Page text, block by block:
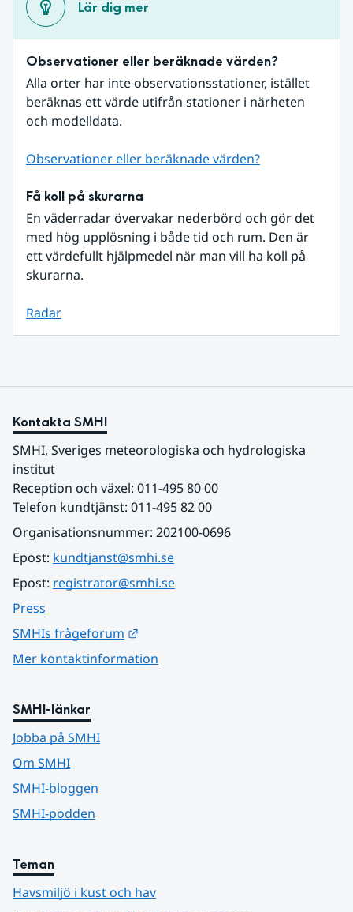
Lär dig mer
Observationer eller beräknade värden?
Alla orter har inte observationsstationer, istället
beräknas ett värde utifrån stationer i närheten
och modelldata.
Observationer eller beräknade värden?
Få koll på skurarna
En väderradar övervakar nederbörd och gör det
med hög upplösning i både tid och rum. Den är
ett värdefullt hjälpmedel när man vill ha koll på
skurarna.
Radar
Kontakta SMHI
SMHI, Sveriges meteorologiska och hydrologiska
institut
Reception och växel: 011-495 80 00
Telefon kundtjänst: 011-495 82 00
Organisationsnummer: 202100-0696
Epost: kundtjanst@smhi.se
Epost: registrator@smhi.se
Press
SMHIs frågeforum
Mer kontaktinformation
SMHI-länkar
Jobba på SMHI
Om SMHI
SMHI-bloggen
SMHI-podden
Teman
Havsmiljö i kust och hav